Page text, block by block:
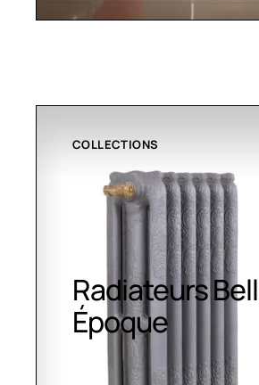
CLIMATISATION GREENOR
Climatisation
Greenor